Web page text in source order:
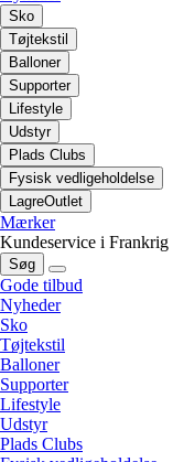
Sko
Tøjtekstil
Balloner
Supporter
Lifestyle
Udstyr
Plads Clubs
Fysisk vedligeholdelse
LagreOutlet
Mærker
Kundeservice i Frankrig
Søg
Gode tilbud
Nyheder
Sko
Tøjtekstil
Balloner
Supporter
Lifestyle
Udstyr
Plads Clubs